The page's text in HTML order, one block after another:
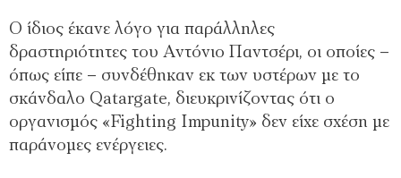
Ο ίδιος έκανε λόγο για παράλληλες
δραστηριότητες του Αντόνιο Παντσέρι, οι οποίες –
όπως είπε – συνδέθηκαν εκ των υστέρων με το
σκάνδαλο Qatargate, διευκρινίζοντας ότι ο
οργανισμός «Fighting Impunity» δεν είχε σχέση με
παράνομες ενέργειες.